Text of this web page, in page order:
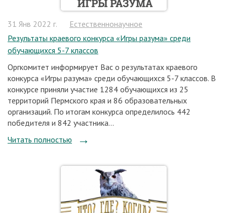
31 Янв 2022 г.
Естественнонаучное
Результаты краевого конкурса «Игры разума» среди
обучающихся 5-7 классов
Оргкомитет информирует Вас о результатах краевого
конкурса «Игры разума» среди обучающихся 5-7 классов. В
конкурсе приняли участие 1284 обучающихся из 25
территорий Пермского края и 86 образовательных
организаций. По итогам конкурса определилось 442
победителя и 842 участника...
Читать полностью